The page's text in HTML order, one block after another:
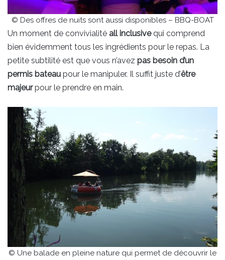
© Des offres de nuits sont aussi disponibles – BBQ-BOAT
Un moment de convivialité all inclusivequi comprend
bien évidemment tous les ingrédients pour le repas. La
petite subtilité est que vous n’avez pas besoin d’un
permis bateau pour le manipuler. Il suffit juste d’être
majeurpour le prendre en main.
© Une balade en pleine nature qui permet de découvrir le